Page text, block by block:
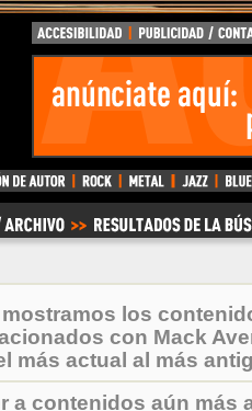
los
con Mack
más actual al más
a contenidos aún más